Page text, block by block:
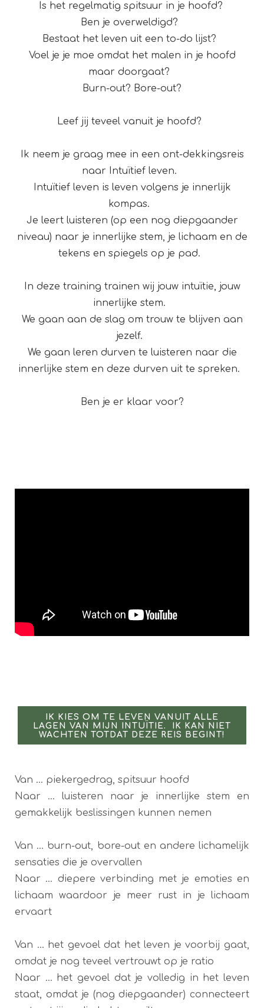
Is het regelmatig spitsuur in je hoofd?
Ben je overweldigd?
Bestaat het leven uit een to-do lijst?
Voel je je moe omdat het malen in je hoofd
maar doorgaat?
Burn-out? Bore-out?
Leef jij teveel vanuit je hoofd?
Ik neem je graag mee in een ont-dekkingsreis
naar Intuïtief leven.
Intuïtief leven is leven volgens je innerlijk
kompas.
Je leert luisteren (op een nog diepgaander
niveau) naar je innerlijke stem, je lichaam en de
tekens en spiegels op je pad.
In deze training trainen wij jouw intuïtie, jouw
innerlijke stem.
We gaan aan de slag om trouw te blijven aan
jezelf.
We gaan leren durven te luisteren naar die
innerlijke stem en deze durven uit te spreken.
Ben je er klaar voor?
IK KIES OM TE LEVEN VANUIT ALLE
LAGEN VAN MIJN INTUÏTIE. IK KAN NIET
WACHTEN TOTDAT DEZE REIS BEGINT!
Van ... piekergedrag, spitsuur hoofd
Naar ... luisteren naar je innerlijke stem en
gemakkelijk beslissingen kunnen nemen
Van ... burn-out, bore-out en andere lichamelijk
sensaties die je overvallen
Naar ... diepere verbinding met je emoties en
lichaam waardoor je meer rust in je lichaam
ervaart
Van ... het gevoel dat het leven je voorbij gaat,
omdat je nog teveel vertrouwt op je ratio
Naar ... het gevoel dat je volledig in het leven
staat, omdat je (nog diepgaander) connecteert